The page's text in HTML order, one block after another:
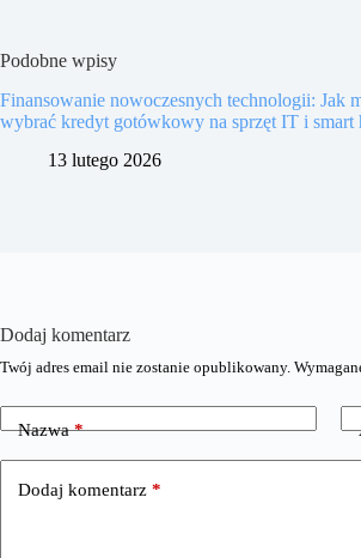
Podobne wpisy
Finansowanie nowoczesnych technologii: Jak
wybrać kredyt gotówkowy na sprzęt IT i smart
13 lutego 2026
Dodaj komentarz
Twój adres email nie zostanie opublikowany.
Nazwa*
Dodaj komentarz *